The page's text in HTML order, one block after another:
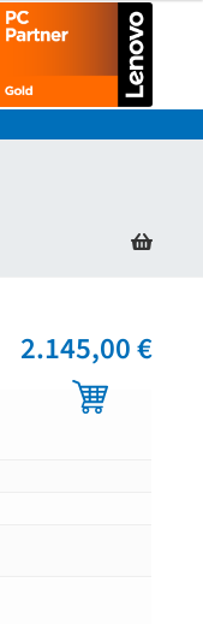
2.145,00€